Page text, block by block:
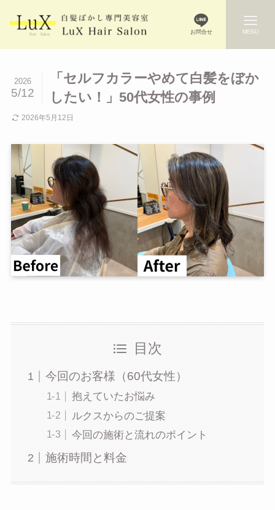
お問合せ MENU
「セルフカラーやめて白髪をぼか
したい！」50代女性の事例
2026
5/12
2026年5月12日
目次
今回のお客様（60代女性）
抱えていたお悩み
ルクスからのご提案
今回の施術と流れのポイント
施術時間と料金